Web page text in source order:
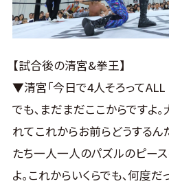
【試合後の清宮&拳王】
▼清宮｢今日で4人そろってALL
でも､まだまだここからですよ
れてこれからお前らどうする
たち一人一人のパズルのピー
よ｡これからいくらでも､何度だ